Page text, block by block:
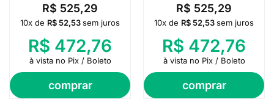
R$ 525,29
comprar
10x de R$52,53sem juros
R$ 472,76
à vista no Pix / Boleto
R$ 525,29
comprar
10x de R$52,53sem juros
R$ 472,76
à vista no Pix / Boleto